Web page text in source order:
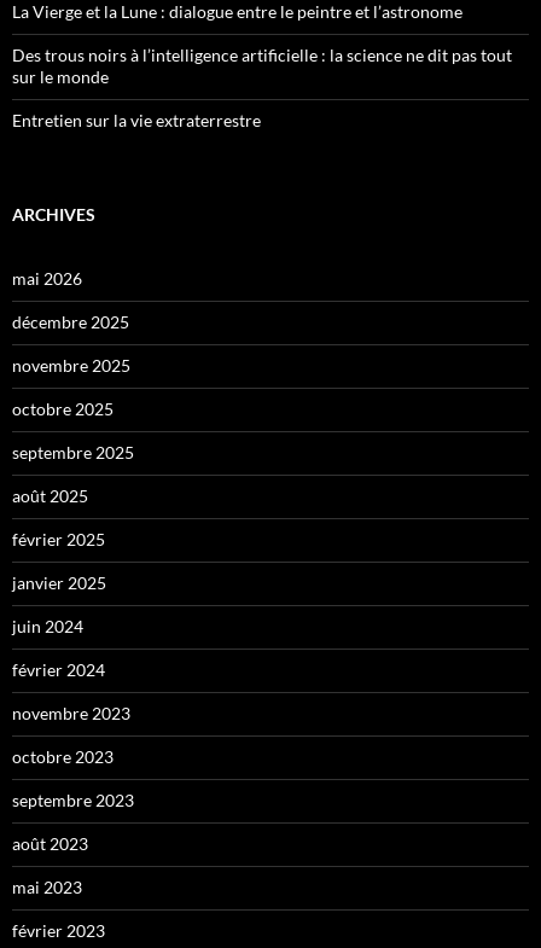
La Vierge et la Lune : dialogue entre le peintre et l’astronome
Des trous noirs à l’intelligence artificielle : la science ne dit pas tout
sur le monde
Entretien sur la vie extraterrestre
ARCHIVES
mai 2026
décembre 2025
novembre 2025
octobre 2025
septembre 2025
août 2025
février 2025
janvier 2025
juin 2024
février 2024
novembre 2023
octobre 2023
septembre 2023
août 2023
mai 2023
février 2023